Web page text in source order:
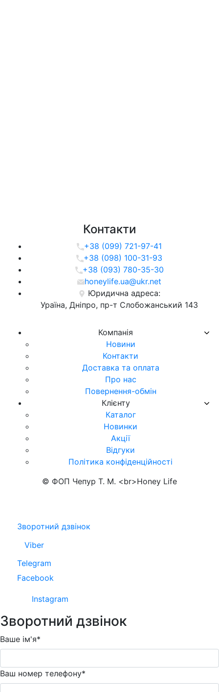
Компанія
Новини
Контакти
Доставка та оплата
Про нас
Повернення-обмін
Клієнту
Каталог
Новинки
Акції
Відгуки
Політика конфіденційності
Контакти
+38 (099) 721-97-41
+38 (098) 100-31-93
+38 (093) 780-35-30
honeylife.ua@ukr.net
Юридична адреса:
Ураїна, Дніпро, пр-т Слобожанський 143
© ФОП Чепур Т. М. <br>Honey Life
Зворотний дзвінок
Viber
Telegram
Facebook
Instagram
Зворотний дзвінок
Ваше ім'я*
Ваш номер телефону*